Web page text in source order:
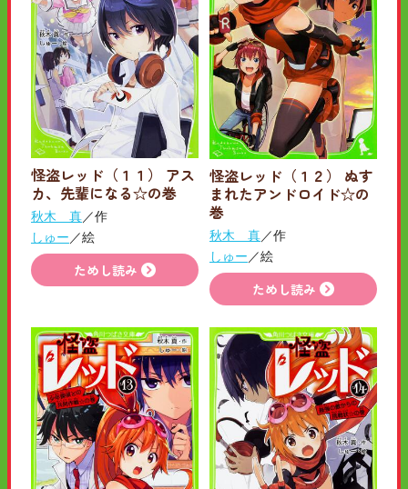
怪盗レッド（１１） アス
カ、先輩になる☆の巻
秋木 真／作
しゅー ／絵
ためし読み
怪盗レッド（１２） ぬす
まれたアンドロイド☆の
巻
秋木 真／作
しゅー／絵
ためし読み